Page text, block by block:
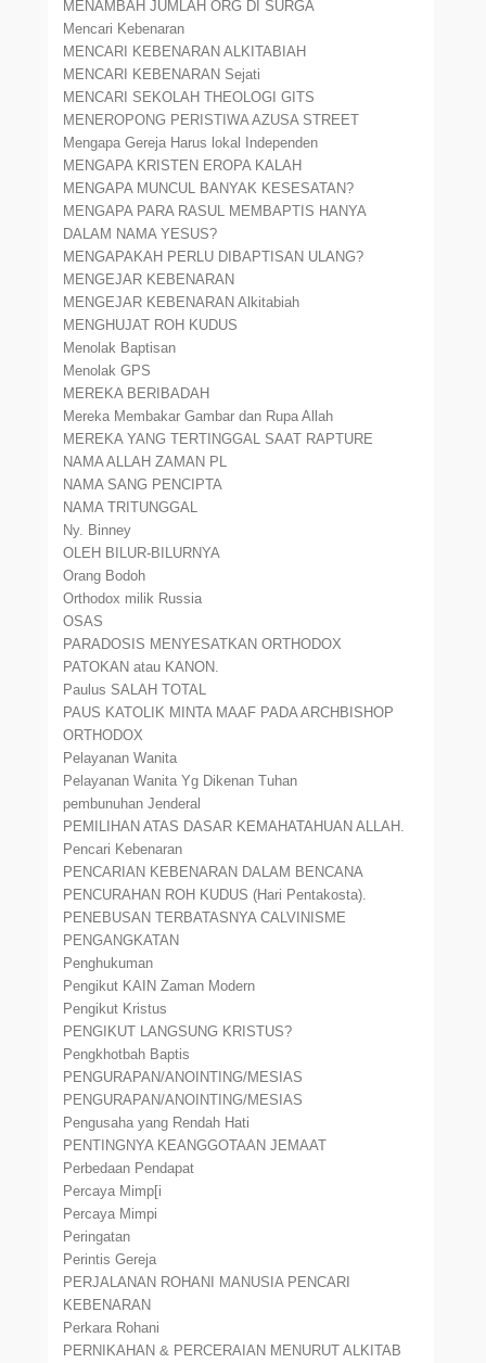
MENAMBAH JUMLAH ORG DI SURGA
Mencari Kebenaran
MENCARI KEBENARAN ALKITABIAH
MENCARI KEBENARAN Sejati
MENCARI SEKOLAH THEOLOGI GITS
MENEROPONG PERISTIWA AZUSA STREET
Mengapa Gereja Harus lokal Independen
MENGAPA KRISTEN EROPA KALAH
MENGAPA MUNCUL BANYAK KESESATAN?
MENGAPA PARA RASUL MEMBAPTIS HANYA
DALAM NAMA YESUS?
MENGAPAKAH PERLU DIBAPTISAN ULANG?
MENGEJAR KEBENARAN
MENGEJAR KEBENARAN Alkitabiah
MENGHUJAT ROH KUDUS
Menolak Baptisan
Menolak GPS
MEREKA BERIBADAH
Mereka Membakar Gambar dan Rupa Allah
MEREKA YANG TERTINGGAL SAAT RAPTURE
NAMA ALLAH ZAMAN PL
NAMA SANG PENCIPTA
NAMA TRITUNGGAL
Ny. Binney
OLEH BILUR-BILURNYA
Orang Bodoh
Orthodox milik Russia
OSAS
PARADOSIS MENYESATKAN ORTHODOX
PATOKAN atau KANON.
Paulus SALAH TOTAL
PAUS KATOLIK MINTA MAAF PADA ARCHBISHOP
ORTHODOX
Pelayanan Wanita
Pelayanan Wanita Yg Dikenan Tuhan
pembunuhan Jenderal
PEMILIHAN ATAS DASAR KEMAHATAHUAN ALLAH.
Pencari Kebenaran
PENCARIAN KEBENARAN DALAM BENCANA
PENCURAHAN ROH KUDUS (Hari Pentakosta).
PENEBUSAN TERBATASNYA CALVINISME
PENGANGKATAN
Penghukuman
Pengikut KAIN Zaman Modern
Pengikut Kristus
PENGIKUT LANGSUNG KRISTUS?
Pengkhotbah Baptis
PENGURAPAN/ANOINTING/MESIAS
PENGURAPAN/ANOINTING/MESIAS
Pengusaha yang Rendah Hati
PENTINGNYA KEANGGOTAAN JEMAAT
Perbedaan Pendapat
Percaya Mimp[i
Percaya Mimpi
Peringatan
Perintis Gereja
PERJALANAN ROHANI MANUSIA PENCARI
KEBENARAN
Perkara Rohani
PERNIKAHAN & PERCERAIAN MENURUT ALKITAB